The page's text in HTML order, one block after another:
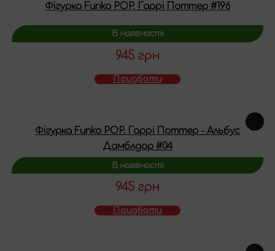
Фігурка Funko POP. Гаррі Поттер #196
В наявності
945 грн
Придбати
Фігурка Funko POP. Гаррі Поттер - Альбус
Дамблдор #04
В наявності
945 грн
Придбати